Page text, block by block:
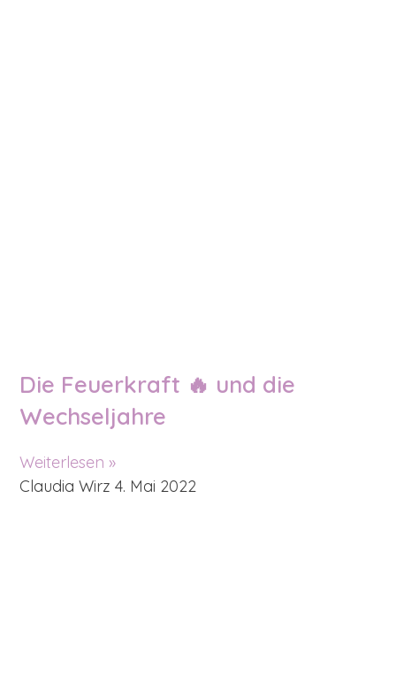
Die Feuerkraft 🔥 und die
Wechseljahre
Weiterlesen »
Claudia Wirz4. Mai 2022